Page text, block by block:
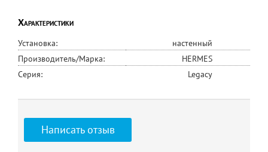
Характеристики
Установка:
настенный
Производитель/Марка:
HERMES
Серия:
Legacy
Написать отзыв